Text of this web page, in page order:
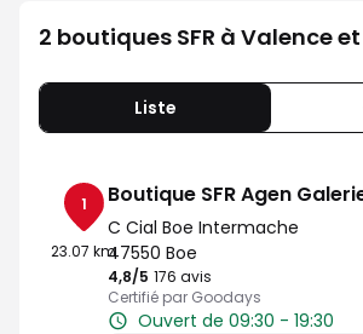
2 boutiques SFR à Valence
Liste
1
23.07 km
Boutique SFR Agen
C Cial Boe Intermache
47550 Boe
4,8/5 Note de 4.8 sur 5
176 avis
Certifié par Goodays
Ouvert de 09:30 - 19:30